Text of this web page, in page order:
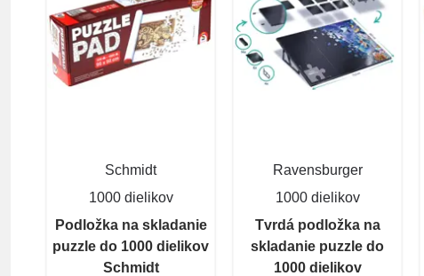
Schmidt
1000 dielikov
Podložka na skladanie
puzzle do 1000 dielikov
Schmidt
Ravensburger
1000 dielikov
Tvrdá podložka na
skladanie puzzle do
1000 dielikov